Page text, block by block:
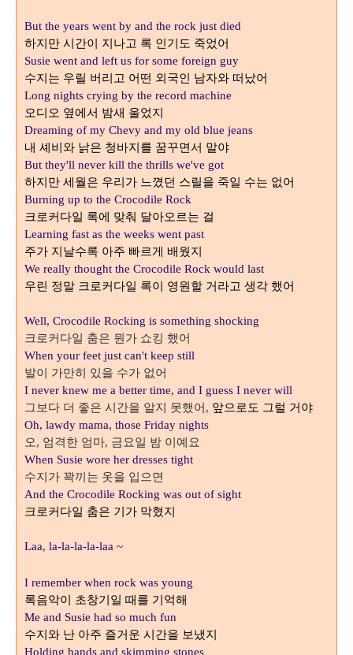
But the years went by and the rock just died
하지만 시간이 지나고 록 인기도 죽었어
Susie went and left us for some foreign guy
수지는 우릴 버리고 어떤 외국인 남자와 떠났어
Long nights crying by the record machine
오디오 옆에서 밤새 울었지
Dreaming of my Chevy and my old blue jeans
내 셰비와 낡은 청바지를 꿈꾸면서 말야
But they'll never kill the thrills we've got
하지만 세월은 우리가 느꼈던 스릴을 죽일 수는 없어
Burning up to the Crocodile Rock
크로커다일 록에 맞춰 달아오르는 걸
Learning fast as the weeks went past
주가 지날수록 아주 빠르게 배웠지
We really thought the Crocodile Rock would last
우린 정말 크로커다일 록이 영원할 거라고 생각 했어
Well, Crocodile Rocking is something shocking
크로커다일 춤은 뭔가 쇼킹 했어
When your feet just can't keep still
발이 가만히 있을 수가 없어
I never knew me a better time, and I guess I never will
그보다 더 좋은 시간을 알지 못했어, 앞으로도 그럴 거야
Oh, lawdy mama, those Friday nights
오, 엄격한 엄마, 금요일 밤 이예요
When Susie wore her dresses tight
수지가 꽉끼는 옷을 입으면
And the Crocodile Rocking was out of sight
크로커다일 춤은 기가 막혔지
Laa, la-la-la-la-laa ~
I remember when rock was young
록음악이 초창기일 때를 기억해
Me and Susie had so much fun
수지와 난 아주 즐거운 시간을 보냈지
Holding hands and skimming stones